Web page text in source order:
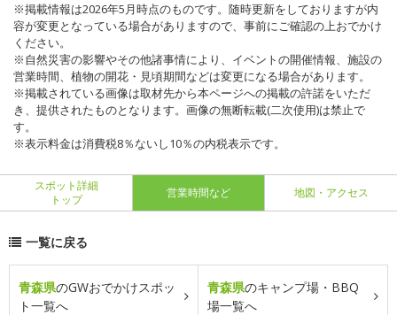
※掲載情報は2026年5月時点のものです。随時更新をしておりますが内
容が変更となっている場合がありますので、事前にご確認の上おでかけ
ください。
※自然災害の影響やその他諸事情により、イベントの開催情報、施設の
営業時間、植物の開花・見頃期間などは変更になる場合があります。
※掲載されている画像は取材先から本ページへの掲載の許諾をいただ
き、提供されたものとなります。画像の無断転載(二次使用)は禁止で
す。
※表示料金は消費税8％ないし10％の内税表示です。
スポット詳細
トップ
営業時間など 地図・アクセス
一覧に戻る
青森県のGWおでかけスポッ
ト一覧へ
青森県のキャンプ場・BBQ
場一覧へ